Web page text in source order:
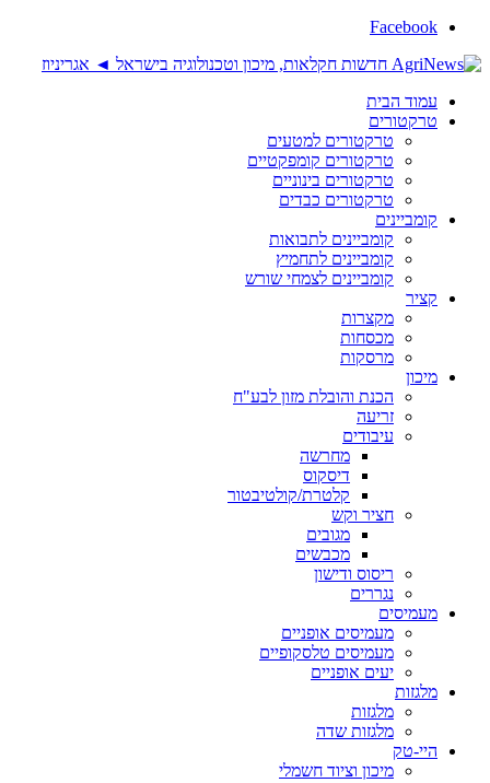
Facebook
עמוד הבית
טרקטורים
טרקטורים למטעים
טרקטורים קומפקטיים
טרקטורים בינוניים
טרקטורים כבדים
קומביינים
קומביינים לתבואות
קומביינים לתחמיץ
קומביינים לצמחי שורש
קציר
מקצרות
מכסחות
מרסקות
מיכון
הכנת והובלת מזון לבע"ח
זריעה
עיבודים
מחרשה
דיסקוס
קלטרת/קולטיבטור
חציר וקש
מגובים
מכבשים
ריסוס ודישון
נגררים
מעמיסים
מעמיסים אופניים
מעמיסים טלסקופיים
יעים אופניים
מלגזות
מלגזות
מלגזות שדה
היי-טק
מיכון וציוד חשמלי